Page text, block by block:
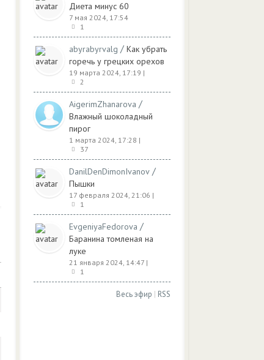
Диета минус 60
7 мая 2024, 17:54
1
abyrabyrvalg / Как убрать
горечь у грецких орехов
19 марта 2024, 17:19 |
2
AigerimZhanarova /
Влажный шоколадный
пирог
1 марта 2024, 17:28 |
37
DanilDenDimonIvanov /
Пышки
17 февраля 2024, 21:06 |
1
EvgeniyaFedorova /
Баранина томленая на
луке
21 января 2024, 14:47 |
1
Весь эфир | RSS